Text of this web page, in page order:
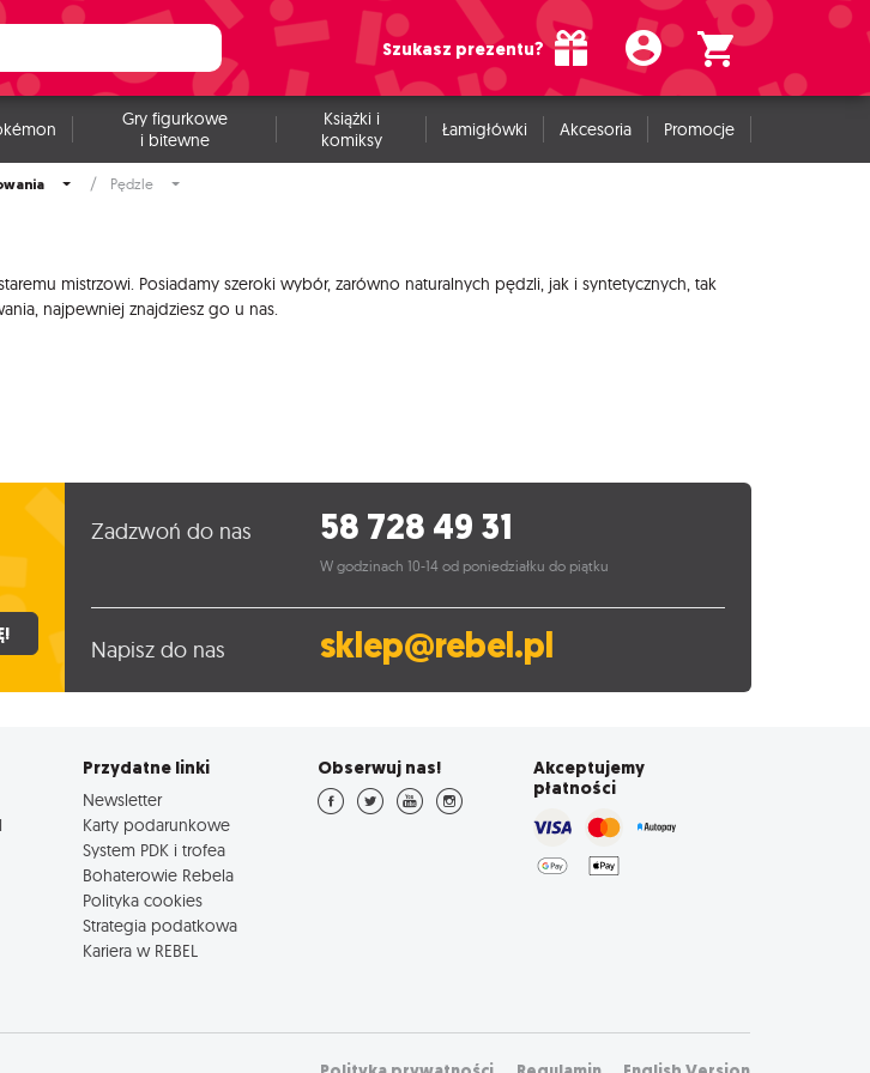
Szukasz prezentu?
Gry figurkowe
i bitewne
Książki i
komiksy
Łamigłówki Akcesoria Promocje
Pędzle
mistrzowi. Posiadamy szeroki wybór, zarówno naturalnych pędzli, jak i syntetycznych, tak
najpewniej znajdziesz go u nas.
Zadzwoń do nas 58 728 49 31
W godzinach 10-14 od poniedziałku do piątku
Napisz do nas sklep@rebel.pl
Przydatne linki
Newsletter
Karty podarunkowe
System PDK i trofea
Bohaterowie Rebela
Polityka cookies
Strategia podatkowa
Kariera w REBEL
Obserwuj nas!
Akceptujemy
płatności